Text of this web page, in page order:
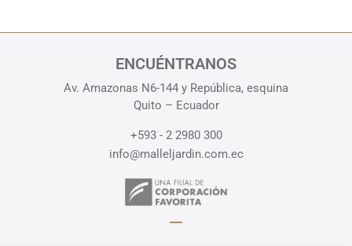
ENCUÉNTRANOS
Av. Amazonas N6-144 y República, esquina
Quito – Ecuador
+593 - 2 2980 300
info@malleljardin.com.ec